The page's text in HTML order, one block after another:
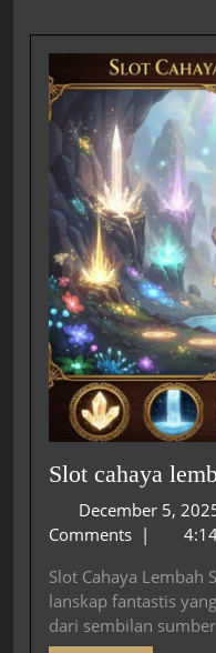
Slot cahaya
December 5,
Comments |
Slot Cahaya Lembah
lanskap fantastis
dari sembilan